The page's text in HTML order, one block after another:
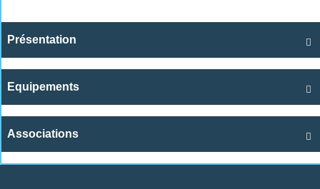

Présentation

Equipements

Associations